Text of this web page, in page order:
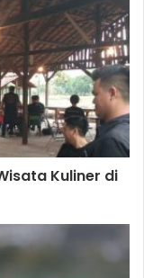
Kuliner di